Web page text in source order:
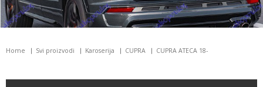
Home Svi proizvodi Karoserija CUPRA CUPRA ATECA 18-